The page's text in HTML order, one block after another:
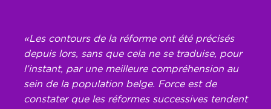
«Les contours de la réforme ont été précisés
depuis lors, sans que cela ne se traduise, pour
l’instant, par une meilleure compréhension au
sein de la population belge. Force est de
constater que les réformes successives tendent